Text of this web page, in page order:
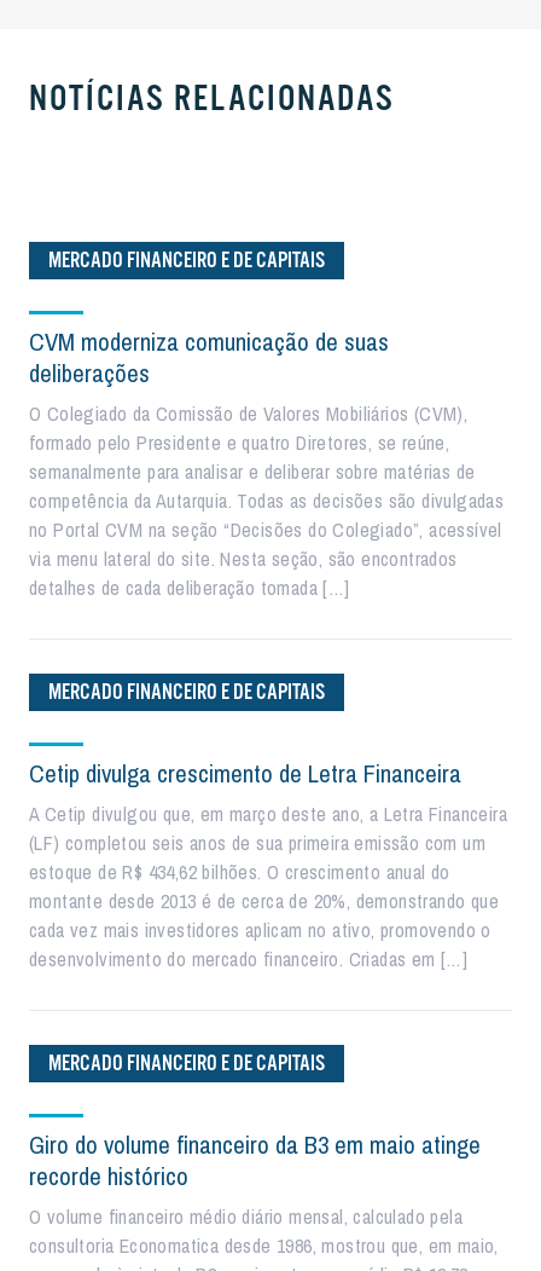
NOTÍCIAS RELACIONADAS
MERCADO FINANCEIRO E DE CAPITAIS
CVM moderniza comunicação de suas
deliberações
O Colegiado da Comissão de Valores Mobiliários (CVM),
formado pelo Presidente e quatro Diretores, se reúne,
semanalmente para analisar e deliberar sobre matérias de
competência da Autarquia. Todas as decisões são divulgadas
no Portal CVM na seção “Decisões do Colegiado”, acessível
via menu lateral do site. Nesta seção, são encontrados
detalhes de cada deliberação tomada […]
MERCADO FINANCEIRO E DE CAPITAIS
Cetip divulga crescimento de Letra Financeira
A Cetip divulgou que, em março deste ano, a Letra Financeira
(LF) completou seis anos de sua primeira emissão com um
estoque de R$ 434,62 bilhões. O crescimento anual do
montante desde 2013 é de cerca de 20%, demonstrando que
cada vez mais investidores aplicam no ativo, promovendo o
desenvolvimento do mercado financeiro. Criadas em […]
MERCADO FINANCEIRO E DE CAPITAIS
Giro do volume financeiro da B3 em maio atinge
recorde histórico
O volume financeiro médio diário mensal, calculado pela
consultoria Economatica desde 1986, mostrou que, em maio,